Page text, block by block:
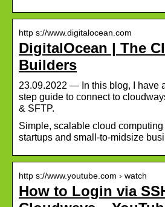
http s://www.digitalocean.com
DigitalOcean | The
Builders
23.09.2022 — In this blog, I have
step guide to connect to
& SFTP.
Simple, scalable cloud
startups and small-to-midsize
http s://www.youtube.com › watch
How to Login via